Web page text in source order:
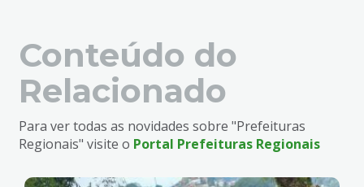
Conteúdo do
Relacionado
Para ver todas as novidades sobre "Prefeituras
Regionais" visite o Portal Prefeituras Regionais